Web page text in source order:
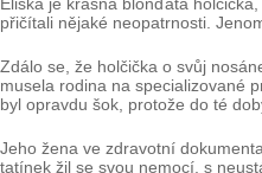
přičítali nějaké neopatrnosti.
Zdálo se, že holčička o svůj
musela rodina na specializované
byl opravdu šok, protože do té
Jeho žena ve zdravotní
tatínek žil se svou nemocí, s